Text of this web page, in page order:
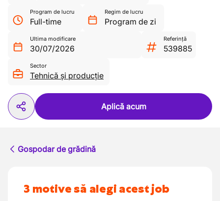
Program de lucru
Full-time
Regim de lucru
Program de zi
Ultima modificare
30/07/2026
Referință
539885
Sector
Tehnică și producție
Aplică acum
Gospodar de grădină
3 motive să alegi acest job